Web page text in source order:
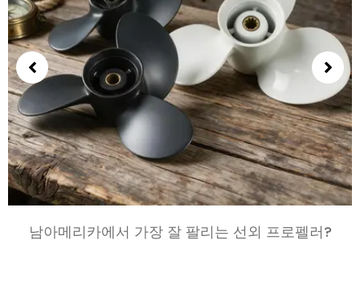
남아메리카에서 가장 잘 팔리는 선외 프로펠러?